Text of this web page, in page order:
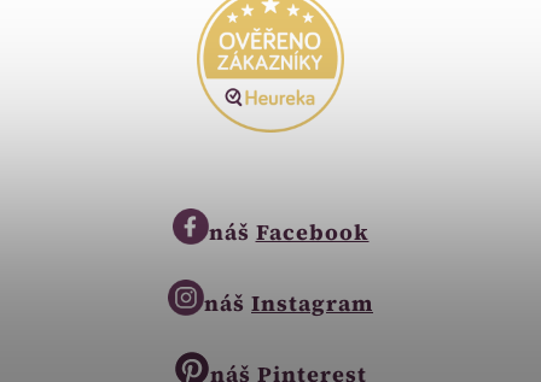
náš Facebook
náš Instagram
náš Pinterest